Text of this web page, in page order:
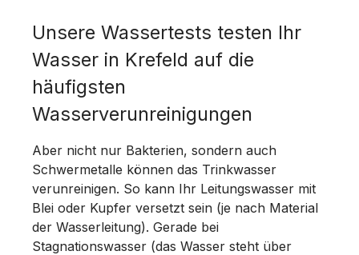
Unsere Wassertests testen Ihr
Wasser in Krefeld auf die
häufigsten
Wasserverunreinigungen
Aber nicht nur Bakterien, sondern auch
Schwermetalle können das Trinkwasser
verunreinigen. So kann Ihr Leitungswasser mit
Blei oder Kupfer versetzt sein (je nach Material
der Wasserleitung). Gerade bei
Stagnationswasser (das Wasser steht über